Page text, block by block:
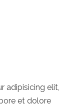
adipisicing elit,
et dolore